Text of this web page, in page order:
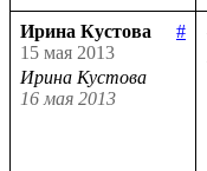
Ирина Кустова
#
15 мая 2013
Ирина Кустова
16 мая 2013